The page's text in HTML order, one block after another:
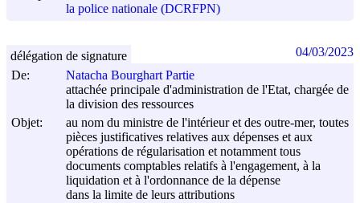
la police nationale (DCRFPN)
De:
Natacha Bourghart Partie
attachée principale d'administration de l'Etat, chargée de
la division des ressources
Objet:
au nom du ministre de l'intérieur et des outre-mer, toutes
pièces justificatives relatives aux dépenses et aux
opérations de régularisation et notamment tous
documents comptables relatifs à l'engagement, à la
liquidation et à l'ordonnance de la dépense
dans la limite de leurs attributions
délégation de signature 04/03/2023